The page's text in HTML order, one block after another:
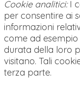
Cookie analitici:I
per consentire ai
informazioni
come ad esempio
durata della loro
visitano. Tali
terza parte.